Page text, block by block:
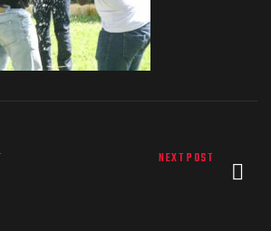
NEXT POST